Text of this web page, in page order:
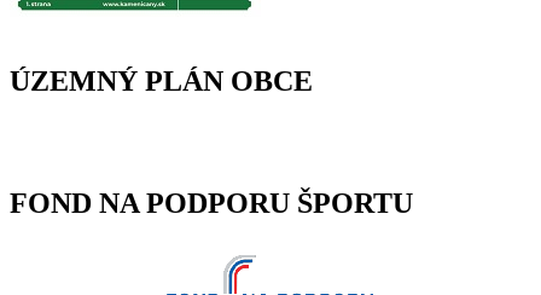
ÚZEMNÝ PLÁN OBCE
FOND NA PODPORU ŠPORTU